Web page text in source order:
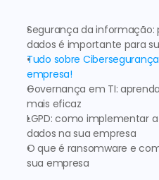
Segurança da informação:
dados é importante para
Tudo sobre
empresa!
Governança em TI:
mais eficaz
LGPD: como implementar
dados na sua empresa
O que é ransomware e
sua empresa